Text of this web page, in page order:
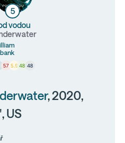
5
vodou
57 5.9 48 48
, 2020,
US